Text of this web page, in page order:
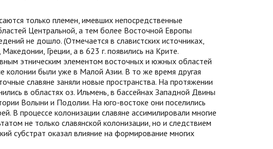
только племен, имевших непосредственные
Центральной, а тем более Восточной Европы
не дошло. (Отмечается в славистских источниках,
Греции, а в 623 г. появились на Крите.
этническим элементом восточных и южных областей
колонии были уже в Малой Азии. В то же время другая
славяне заняли новые пространства. На протяжении
в областях оз. Ильмень, в бассейнах Западной Двины
Волыни и Подолии. На юго-востоке они поселились
В процессе колонизации славяне ассимилировали многие
не только славянской колонизации, но и следствием
субстрат оказал влияние на формирование многих